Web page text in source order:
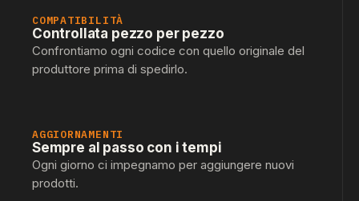
COMPATIBILITÀ
Controllata pezzo per pezzo
Confrontiamo ogni codice con quello originale del
produttore prima di spedirlo.
AGGIORNAMENTI
Sempre al passo con i tempi
Ogni giorno ci impegnamo per aggiungere nuovi
prodotti.